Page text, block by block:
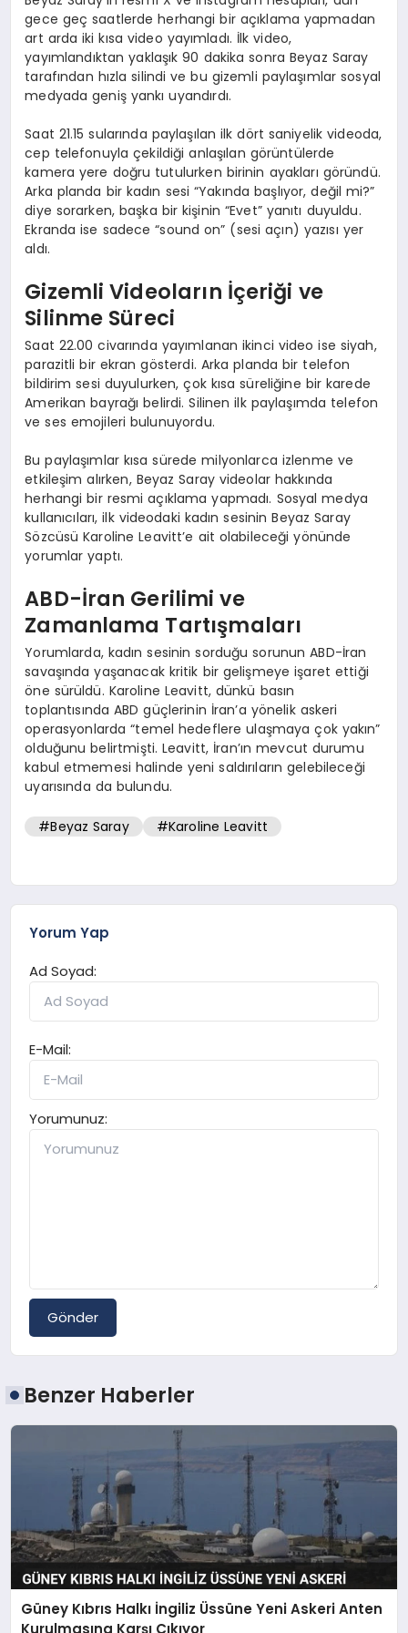
gece geç saatlerde herhangi bir açıklama yapmadan
art arda iki kısa video yayımladı. İlk video,
yayımlandıktan yaklaşık 90 dakika sonra Beyaz Saray
tarafından hızla silindi ve bu gizemli paylaşımlar sosyal
medyada geniş yankı uyandırdı.
Saat 21.15 sularında paylaşılan ilk dört saniyelik videoda,
cep telefonuyla çekildiği anlaşılan görüntülerde
kamera yere doğru tutulurken birinin ayakları göründü.
Arka planda bir kadın sesi “Yakında başlıyor, değil mi?”
diye sorarken, başka bir kişinin “Evet” yanıtı duyuldu.
Ekranda ise sadece “sound on” (sesi açın) yazısı yer
aldı.
Gizemli Videoların İçeriği ve
Silinme Süreci
Saat 22.00 civarında yayımlanan ikinci video ise siyah,
parazitli bir ekran gösterdi. Arka planda bir telefon
bildirim sesi duyulurken, çok kısa süreliğine bir karede
Amerikan bayrağı belirdi. Silinen ilk paylaşımda telefon
ve ses emojileri bulunuyordu.
Bu paylaşımlar kısa sürede milyonlarca izlenme ve
etkileşim alırken, Beyaz Saray videolar hakkında
herhangi bir resmi açıklama yapmadı. Sosyal medya
kullanıcıları, ilk videodaki kadın sesinin Beyaz Saray
Sözcüsü Karoline Leavitt’e ait olabileceği yönünde
yorumlar yaptı.
ABD-İran Gerilimi ve
Zamanlama Tartışmaları
Yorumlarda, kadın sesinin sorduğu sorunun ABD-İran
savaşında yaşanacak kritik bir gelişmeye işaret ettiği
öne sürüldü. Karoline Leavitt, dünkü basın
toplantısında ABD güçlerinin İran’a yönelik askeri
operasyonlarda “temel hedeflere ulaşmaya çok yakın”
olduğunu belirtmişti. Leavitt, İran’ın mevcut durumu
kabul etmemesi halinde yeni saldırıların gelebileceği
uyarısında da bulundu.
#Beyaz Saray #Karoline Leavitt
Yorum Yap
Ad Soyad:
E-Mail:
Yorumunuz:
Gönder
Benzer Haberler
Güney Kıbrıs Halkı İngiliz Üssüne Yeni Askeri Anten
Kurulmasına Karşı Çıkıyor